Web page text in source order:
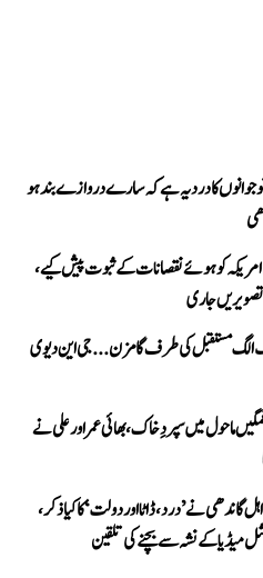
کا درد یہ ہے کہ سارے دروازے بند ہو
کو ہوئے نقصانات کے ثبوت پیش کیے،
تصویریں جاری
الگ مستقبل کی طرف گامزن... جی این دیوی
غمگین ماحول میں سپردِ خاک، بھائی عمر اور علی نے
گاندھی نے ’درد، ڈاٹا اور دولت‘ کا کیا ذکر،
میڈیا کے نشہ سے بچنے کی تلقین